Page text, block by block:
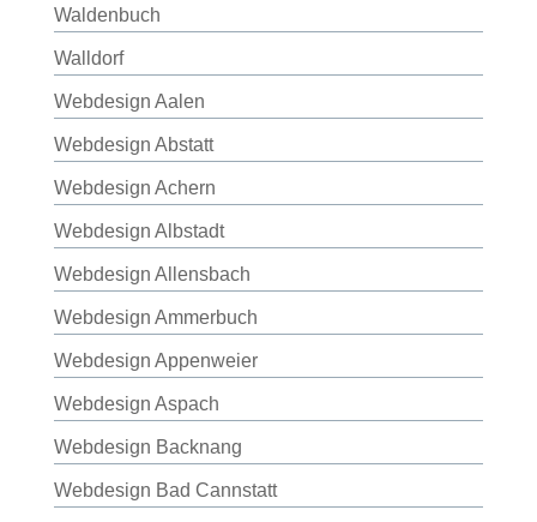
Waldenbuch
Walldorf
Webdesign Aalen
Webdesign Abstatt
Webdesign Achern
Webdesign Albstadt
Webdesign Allensbach
Webdesign Ammerbuch
Webdesign Appenweier
Webdesign Aspach
Webdesign Backnang
Webdesign Bad Cannstatt